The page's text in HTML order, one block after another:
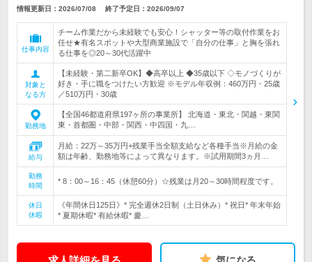
情報更新日：2026/07/08 終了予定日： 2026/09/07
仕事内容
チーム作業だから未経験でも安心！シャッター等の取付作業をお
任せ★有名スポットや大型商業施設で「自分の仕事」と胸を張れ
る仕事を◎20～30代活躍中
対象と
なる方
【未経験・第二新卒OK】◆高卒以上 ◆35歳以下 ◇モノづくりが
好き・手に職をつけたい方歓迎 ※モデル年収例：460万円・25歳
／510万円・30歳
勤務地
【全国46都道府県197ヶ所の事業所】 北海道・東北・関越・東関
東・首都圏・中部・関西・中四国・九…
給与
月給：22万～35万円+残業手当全額支給など各種手当※月給の金
額は年齢、勤務地等によって異なります。※試用期間3ヵ月…
勤務
時間
* 8：00～16：45（休憩60分）☆残業は月20～30時間程度です。
休日
休暇
《年間休日125日》* 完全週休2日制（土日休み）* 祝日* 年末年始
* 夏期休暇* 有給休暇* 慶…